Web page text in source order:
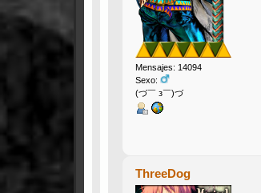
Mensajes: 14094
Sexo:
(づ￣ з￣)づ
ThreeDog